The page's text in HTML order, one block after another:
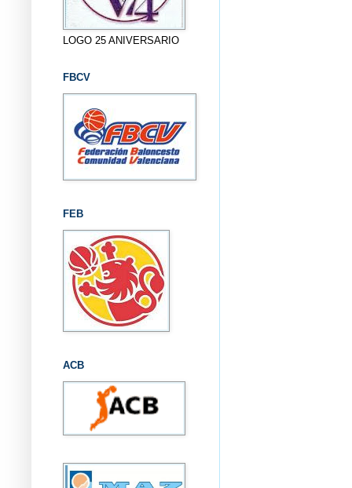
LOGO 25 ANIVERSARIO
FBCV
FEB
ACB